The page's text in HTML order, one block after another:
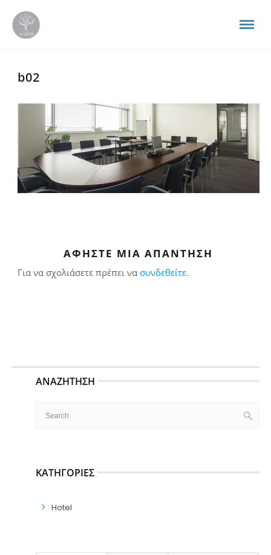
b02
ΑΦΉΣΤΕ ΜΙΑ ΑΠΆΝΤΗΣΗ
Για να σχολιάσετε πρέπει να συνδεθείτε.
ΑΝΑΖΉΤΗΣΗ
ΚΑΤΗΓΟΡΊΕΣ
Hotel